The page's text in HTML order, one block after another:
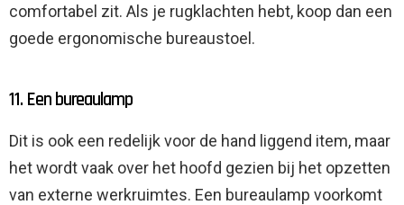
comfortabel zit. Als je rugklachten hebt, koop dan een
goede ergonomische bureaustoel.
11. Een bureaulamp
Dit is ook een redelijk voor de hand liggend item, maar
het wordt vaak over het hoofd gezien bij het opzetten
van externe werkruimtes. Een bureaulamp voorkomt